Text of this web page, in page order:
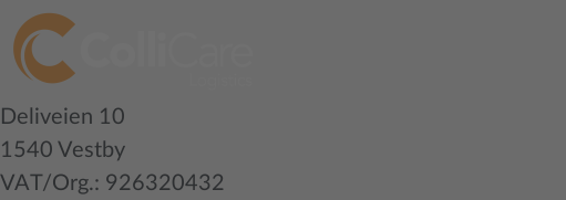
Deliveien 10
1540 Vestby
VAT/Org.: 926320432